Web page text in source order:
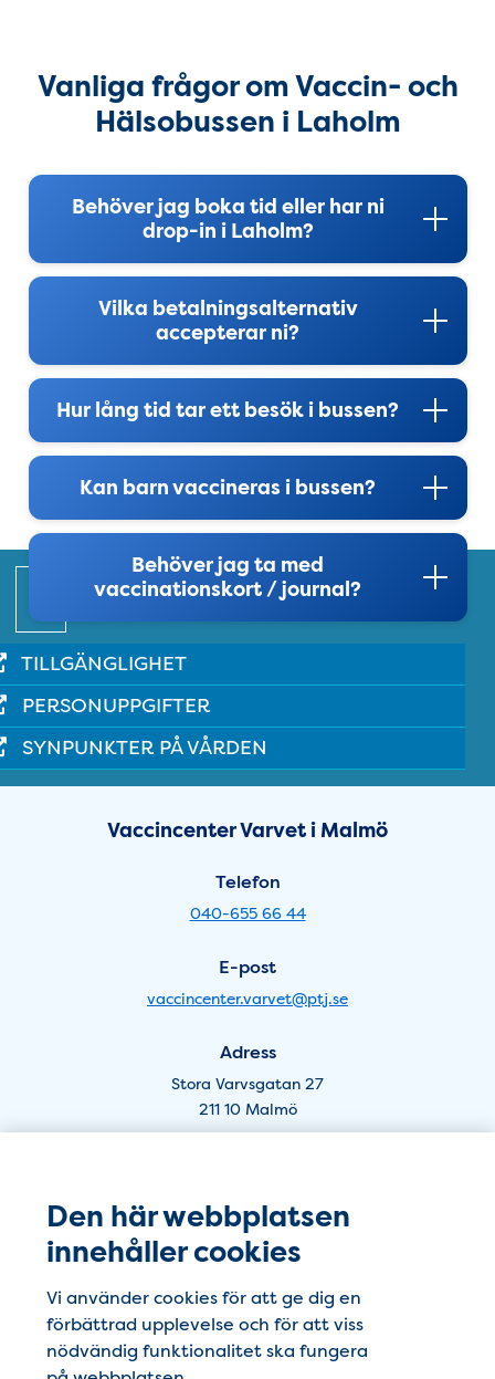
Den här webbplatsen
innehåller cookies
Vi använder cookies för att ge dig en
förbättrad upplevelse och för att viss
nödvändig funktionalitet ska fungera
Vanliga frågor om Vaccin- och
Hälsobussen i Laholm
Behöver jag boka tid eller har ni
drop-in i Laholm?
Vilka betalningsalternativ
accepterar ni?
Hur lång tid tar ett besök i bussen?
Kan barn vaccineras i bussen?
Behöver jag ta med
vaccinationskort / journal?
Snabblänkar
TILLGÄNGLIGHET
PERSONUPPGIFTER
SYNPUNKTER PÅ VÅRDEN
Öppettider Varvet i Malmö -
Vaccincenter Varvet i Malmö
Telefon
040-655 66 44
E-post
vaccincenter.varvet@ptj.se
Adress
Stora Varvsgatan 27
211 10 Malmö
Öppettider Kung Oskar -
Telefon
E-post
vaccincenter.varvet@ptj.se